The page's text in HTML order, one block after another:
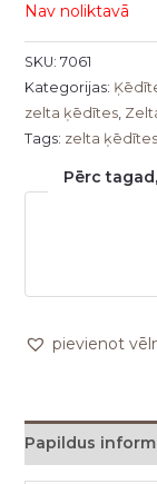
Nav noliktavā
SKU: 7061
Kategorijas:
zelta ķēdītes,
Tags: zelta ķēdītes
Pērc
pievienot
Papildus